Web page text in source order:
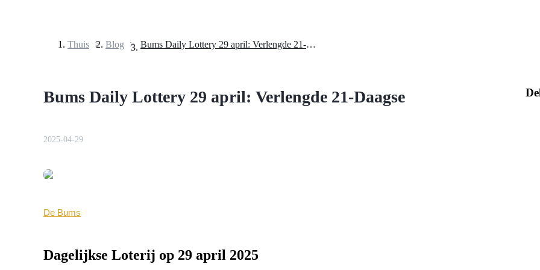
USDT-futures
Thuis > Blog > Bums Daily Lottery 29 april: Verlengde 21-Daagse
Bums Daily Lottery 29 april: Verlengde 21-Daagse
2025-04-29
De Bums
Dagelijkse Loterij op 29 april 2025